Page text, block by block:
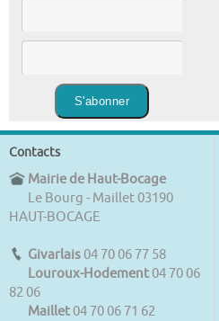
Contacts
Mairie de Haut-Bocage
Le Bourg - Maillet 03190
HAUT-BOCAGE
Givarlais 04 70 06 77 58
Louroux-Hodement 04 70 06
82 06
Maillet 04 70 06 71 62